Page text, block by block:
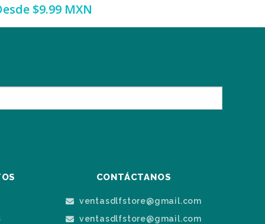
$9.99 MXN
CONTÁCTANOS
ventasdlfstore@gmail.com
ventasdlfstore@gmail.com